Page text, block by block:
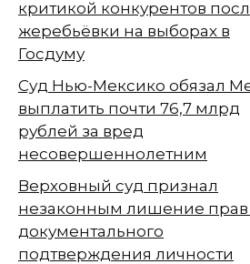
критикой конкурентов
жеребьёвки на выборах в
Госдуму
Суд Нью-Мексико обязал
выплатить почти 76,7 млрд
рублей за вред
несовершеннолетним
Верховный суд признал
незаконным лишение прав
документального
подтверждения личности